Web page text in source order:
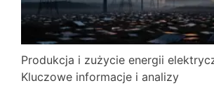
Produkcja i zużycie energii
Kluczowe informacje i analizy